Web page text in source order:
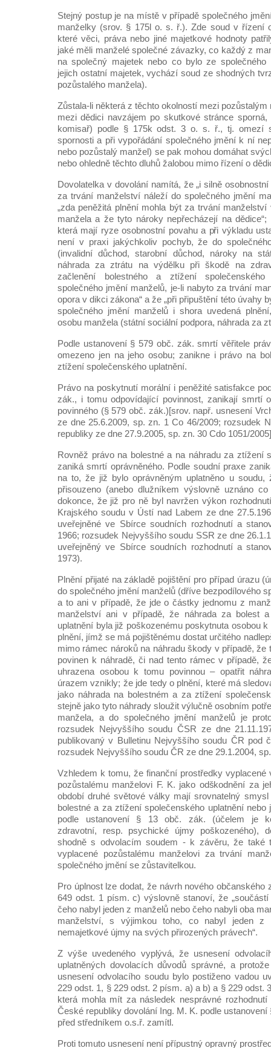
Stejný postup je na místě v případě společného
manželky (srov. § 175l o. s. ř.). Zde soud v řízení
které věci, práva nebo jiné majetkové hodnoty
jaké měli manželé společné závazky, co každý z
na společný majetek nebo co bylo ze společného
jejich ostatní majetek, vychází soud ze shodných
pozůstalého manžela).
Zůstala-li některá z těchto okolností mezi pozůstalým
mezi dědici navzájem po skutkové stránce sporná,
komisař) podle § 175k odst. 3 o. s. ř., tj. omezí
spornosti a při vypořádání společného jmění k ní
nebo pozůstalý manžel) se pak mohou domáhat
nebo ohledně těchto dluhů žalobou mimo řízení o
Dovolatelka v dovolání namítá, že „i silně
za trvání manželství náleží do společného jmění
„zda peněžitá plnění mohla být za trvání manželství
manžela a že tyto nároky nepřecházejí na
která mají ryze osobnostní povahu a při výkladu
není v praxi jakýchkoliv pochyb, že do
(invalidní důchod, starobní důchod, nároky na
náhrada za ztrátu na výdělku při škodě na
začlenění bolestného a ztížení
společného jmění manželů, je-li nabyto za trvání
opora v dikci zákona“ a že „při připuštění této úvahy
společného jmění manželů i shora uvedená
osobu manžela (státní sociální podpora, náhrada za
Podle ustanovení § 579 obč. zák. smrtí věřitele
omezeno jen na jeho osobu; zanikne i právo na
ztížení společenského uplatnění.
Právo na poskytnutí morální i peněžité satisfakce
zák., i tomu odpovídající povinnost, zanikají smrtí
povinného (§ 579 obč. zák.)[srov. např. usnesení
ze dne 25.6.2009, sp. zn. 1 Co 46/2009; rozsudek
republiky ze dne 27.9.2005, sp. zn. 30 Cdo 1051/
Rovněž právo na bolestné a na náhradu za ztížení
zaniká smrtí oprávněného. Podle soudní praxe
na to, že již bylo oprávněným uplatněno u soudu,
přisouzeno (anebo dlužníkem výslovně uznáno
dokonce, že již pro ně byl navržen výkon
Krajského soudu v Ústí nad Labem ze dne
uveřejněné ve Sbírce soudních rozhodnutí a
1966; rozsudek Nejvyššího soudu SSR ze dne
uveřejněný ve Sbírce soudních rozhodnutí a
1973).
Plnění přijaté na základě pojištění pro případ úrazu
do společného jmění manželů (dříve bezpodílového
a to ani v případě, že jde o částky jednomu z
manželství ani v případě, že náhrada za bolest
uplatnění byla již poškozenému poskytnuta osobou
plnění, jímž se má pojištěnému dostat určitého
mimo rámec nároků na náhradu škody v případě, že
povinen k náhradě, či nad tento rámec v případě,
uhrazena osobou k tomu povinnou – opatřit
úrazem vznikly; že jde tedy o plnění, které má
jako náhrada na bolestném a za ztížení
stejně jako tyto náhrady sloužit výlučně osobním
manžela, a do společného jmění manželů je
rozsudek Nejvyššího soudu ČSR ze dne
publikovaný v Bulletinu Nejvyššího soudu ČR pod
rozsudek Nejvyššího soudu ČR ze dne 29.1.2004,
Vzhledem k tomu, že finanční prostředky vyplacené
pozůstalému manželovi F. K. jako odškodnění za
období druhé světové války mají srovnatelný
bolestné a za ztížení společenského uplatnění nebo
podle ustanovení § 13 obč. zák. (účelem je
zdravotní, resp. psychické újmy poškozeného),
shodně s odvolacím soudem - k závěru, že také
vyplacené pozůstalému manželovi za trvání
společného jmění se zůstavitelkou.
Pro úplnost lze dodat, že návrh nového občanského
649 odst. 1 písm. c) výslovně stanoví, že
čeho nabyl jeden z manželů nebo čeho nabyli oba
manželství, s výjimkou toho, co nabyl jeden z
nemajetkové újmy na svých přirozených právech“.
Z výše uvedeného vyplývá, že usnesení
uplatněných dovolacích důvodů správné, a
usnesení odvolacího soudu bylo postiženo vadou
229 odst. 1, § 229 odst. 2 písm. a) a b) a § 229 odst.
která mohla mít za následek nesprávné
České republiky dovolání Ing. M. K. podle
před středníkem o.s.ř. zamítl.
Proti tomuto usnesení není přípustný opravný